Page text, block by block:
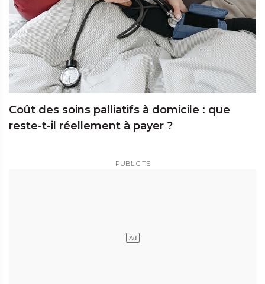
Coût des soins palliatifs à domicile : que
reste-t-il réellement à payer ?